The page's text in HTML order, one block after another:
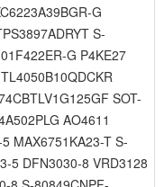
G
S-
G P4KE27
SOT-
AO4611
MAX6751KA23-T S-
5 DFN3030-8 VRD3128